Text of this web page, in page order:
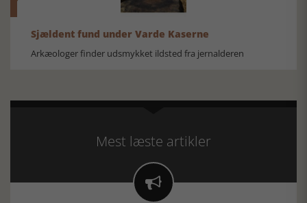
Sjældent fund under Varde Kaserne
Arkæologer finder udsmykket ildsted fra jernalderen
Mest læste artikler
